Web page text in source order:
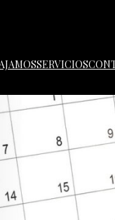
SERVICIOS